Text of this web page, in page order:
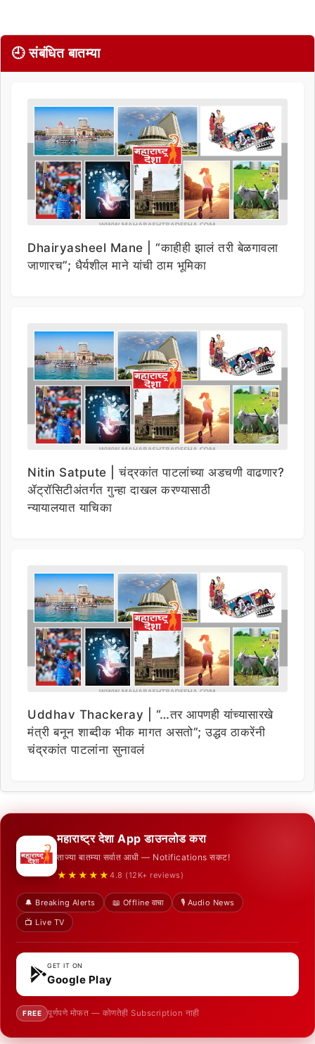
🕘 संबंधित बातम्या
Dhairyasheel Mane | “काहीही झालं तरी बेळगावला
जाणारच”; धैर्यशील माने यांची ठाम भूमिका
Nitin Satpute | चंद्रकांत पाटलांच्या अडचणी वाढणार?
ॲट्रॉसिटीअंतर्गत गुन्हा दाखल करण्यासाठी
न्यायालयात याचिका
Uddhav Thackeray | “…तर आपणही यांच्यासारखे
मंत्री बनून शाब्दीक भीक मागत असतो”; उद्धव ठाकरेंनी
चंद्रकांत पाटलांना सुनावलं
महाराष्ट्र देशा App डाउनलोड करा
ताज्या बातम्या सर्वात आधी — Notifications सकट!
★★★★★ 4.8 (12K+ reviews)
🔔 Breaking Alerts 📖 Offline वाचा
🎙️ Audio News
📺 Live TV
GET IT ON
Google Play
FREE पूर्णपणे मोफत — कोणतेही Subscription नाही